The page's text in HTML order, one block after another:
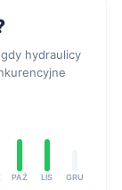
hydraulicy
PAŹ LIS GRU